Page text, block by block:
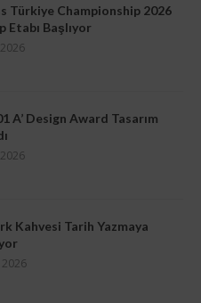
Türkiye Championship 2026
Etabı Başlıyor
A’ Design Award Tasarım
Kahvesi Tarih Yazmaya